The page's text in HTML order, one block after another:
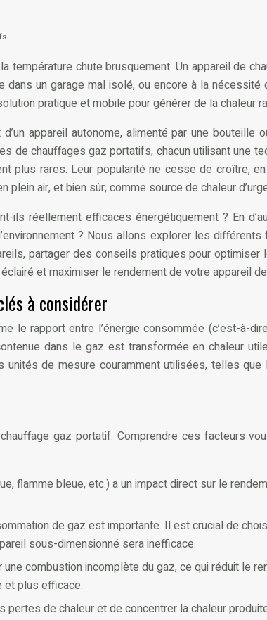
chute brusquement. Un appareil de
un garage mal isolé, ou encore à la nécessité
pratique et mobile pour générer de la chaleur
appareil autonome, alimenté par une
de chauffages gaz portatifs, chacun utilisant une
plus rares. Leur popularité ne cesse de croître,
air, et bien sûr, comme source de chaleur
réellement efficaces énergétiquement ? En
? Nous allons explorer les
partager des conseils pratiques pour
et maximiser le rendement de votre appareil
à considérer
le rapport entre l’énergie consommée (c’est-à-
dans le gaz est transformée en chaleur
de mesure couramment utilisées, telles
gaz portatif. Comprendre ces facteurs
flamme bleue, etc.) a un impact direct sur le
de gaz est importante. Il est crucial de
sous-dimensionné sera inefficace.
une combustion incomplète du gaz, ce qui réduit le
et plus efficace.
de chaleur et de concentrer la chaleur